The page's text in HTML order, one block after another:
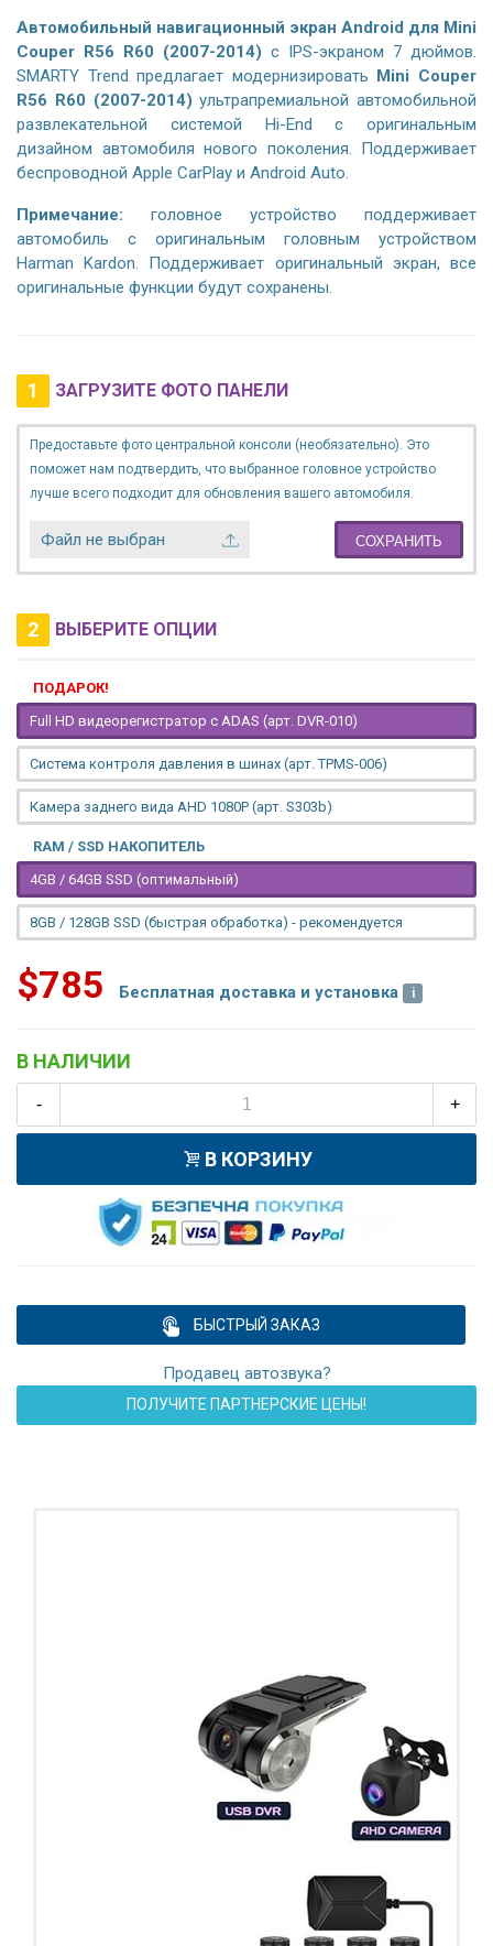
Автомобильный навигационный экран Android для Mini
Couper R56 R60 (2007-2014) с IPS-экраном 7 дюймов.
SMARTY Trend предлагает модернизировать Mini Couper
R56 R60 (2007-2014) ультрапремиальной автомобильной
развлекательной системой Hi-End с оригинальным
дизайном автомобиля нового поколения. Поддерживает
беспроводной Apple CarPlay и Android Auto.
Примечание: головное устройство поддерживает
автомобиль с оригинальным головным устройством
Harman Kardon. Поддерживает оригинальный экран, все
оригинальные функции будут сохранены.
1 ЗАГРУЗИТЕ ФОТО ПАНЕЛИ
Предоставьте фото центральной консоли (необязательно). Это
поможет нам подтвердить, что выбранное головное устройство
лучше всего подходит для обновления вашего автомобиля.
Файл не выбран СОХРАНИТЬ
2 ВЫБЕРИТЕ ОПЦИИ
ПОДАРОК!
Full HD видеорегистратор с ADAS (арт. DVR-010)
Система контроля давления в шинах (арт. TPMS-006)
Камера заднего вида AHD 1080P (арт. S303b)
RAM / SSD НАКОПИТЕЛЬ
4GB / 64GB SSD (оптимальный)
8GB / 128GB SSD (быстрая обработка) - рекомендуется
$785 Бесплатная доставка и установка
В НАЛИЧИИ
- +
В КОРЗИНУ
БЫСТРЫЙ ЗАКАЗ
Продавец автозвука?
ПОЛУЧИТЕ ПАРТНЕРСКИЕ ЦЕНЫ!